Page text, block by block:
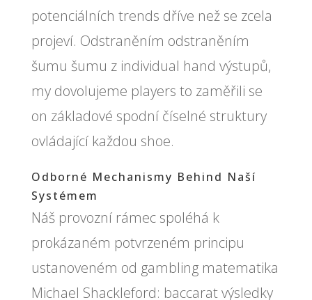
potenciálních trends dříve než se zcela
projeví. Odstraněním odstraněním
šumu šumu z individual hand výstupů,
my dovolujeme players to zaměřili se
on základové spodní číselné struktury
ovládající každou shoe.
Odborné Mechanismy Behind Naší
Systémem
Náš provozní rámec spoléhá k
prokázaném potvrzeném principu
ustanoveném od gambling matematika
Michael Shackleford: baccarat výsledky